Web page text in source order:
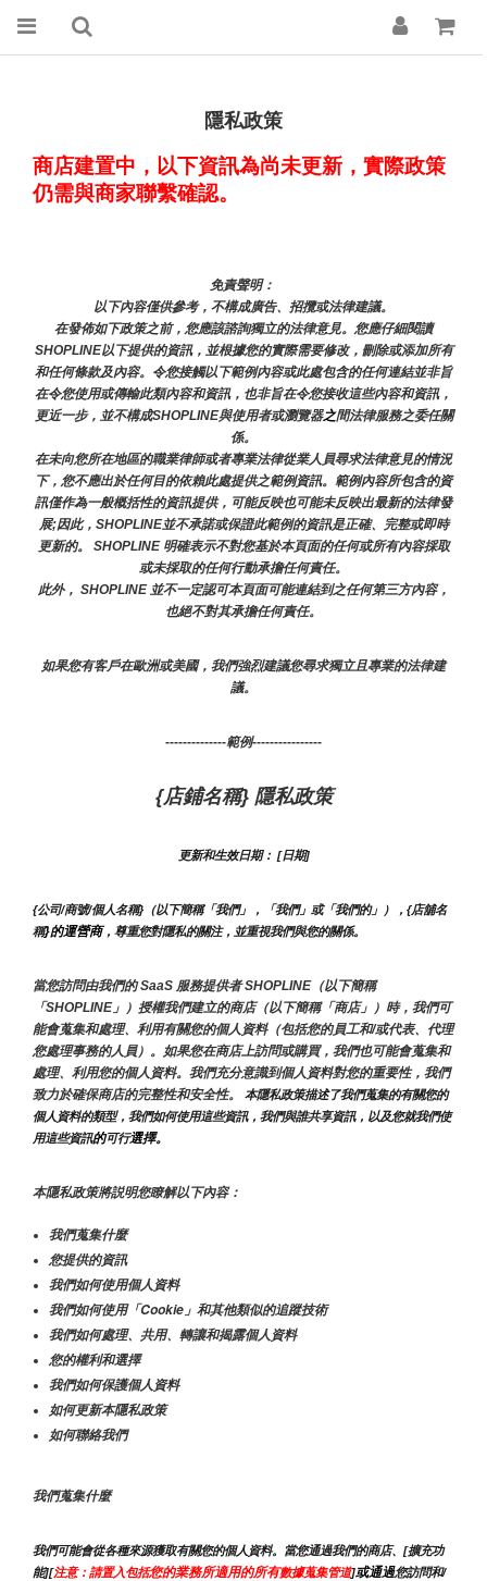
隱私政策
商店建置中，以下資訊為尚未更新，實際政策
仍需與商家聯繫確認。
免責聲明：
以下內容僅供參考，不構成廣告、招攬或法律建議。
在發佈如下政策之前，您應該諮詢獨立的法律意見。您應仔細閱讀
SHOPLINE以下提供的資訊，並根據您的實際需要修改，刪除或添加所有
和任何條款及內容。令您接觸以下範例內容或此處包含的任何連結並非旨
在令您使用或傳輸此類內容和資訊，也非旨在令您接收這些內容和資訊，
更近一步，並不構成SHOPLINE與使用者或瀏覽器之間法律服務之委任關
係。
在未向您所在地區的職業律師或者專業法律從業人員尋求法律意見的情況
下，您不應出於任何目的依賴此處提供之範例資訊。範例內容所包含的資
訊僅作為一般概括性的資訊提供，可能反映也可能未反映出最新的法律發
展;因此，SHOPLINE並不承諾或保證此範例的資訊是正確、完整或即時
更新的。 SHOPLINE 明確表示不對您基於本頁面的任何或所有內容採取
或未採取的任何行動承擔任何責任。
此外， SHOPLINE 並不一定認可本頁面可能連結到之任何第三方內容，
也絕不對其承擔任何責任。
如果您有客戶在歐洲或美國，我們強烈建議您尋求獨立且專業的法律建
議。
--------------範例----------------
{店鋪名稱} 隱私政策
更新和生效日期： [日期]
{公司/商號/個人名稱}（以下簡稱「我們」，「我們」或「我們的」），{店舖名
稱}的運營商，尊重您對隱私的關注，並重視我們與您的關係。
當您訪問由我們的 SaaS 服務提供者 SHOPLINE（以下簡稱
「SHOPLINE」）授權我們建立的商店（以下簡稱「商店」）時，我們可
能會蒐集和處理、利用有關您的個人資料（包括您的員工和/或代表、代理
您處理事務的人員）。如果您在商店上訪問或購買，我們也可能會蒐集和
處理、利用您的個人資料。我們充分意識到個人資料對您的重要性，我們
致力於確保商店的完整性和安全性。
本隱私政策描述了我們蒐集的有關您的
個人資料的類型，我們如何使用這些資訊，我們與誰共享資訊，以及您就我們使
用這些資訊的可行選擇。
本隱私政策將説明您瞭解以下內容：
我們蒐集什麼
您提供的資訊
我們如何使用個人資料
我們如何使用「Cookie」和其他類似的追蹤技術
我們如何處理、共用、轉讓和揭露個人資料
您的權利和選擇
我們如何保護個人資料
如何更新本隱私政策
如何聯絡我們
我們蒐集什麼
我們可能會從各種來源獲取有關您的個人資料。當您通過我們的商店、[擴充功
能][注意：請置入包括您的業務所適用的所有數據蒐集管道]或通過您訪問和/